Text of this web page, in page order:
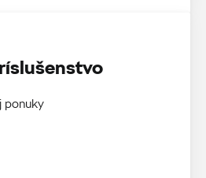
ponuky